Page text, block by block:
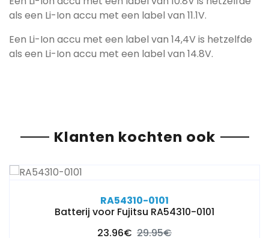
als een Li-Ion accu met een label van 11.1V.
Een Li-Ion accu met een label van 14,4V is hetzelfde
als een Li-Ion accu met een label van 14.8V.
Klanten kochten ook
RA54310-0101
Batterij voor Fujitsu RA54310-0101
23.96€ 29.95€